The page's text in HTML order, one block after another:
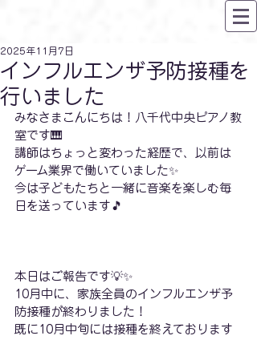
インフルエンザ予防接種を
行いました
2025年11月7日
みなさまこんにちは！八千代中央ピアノ教
室です🎹
講師はちょっと変わった経歴で、以前は
ゲーム業界で働いていました✨
今は子どもたちと一緒に音楽を楽しむ毎
日を送っています🎵
本日はご報告です💡✨
10月中に、家族全員のインフルエンザ予
防接種が終わりました！
既に10月中旬には接種を終えております